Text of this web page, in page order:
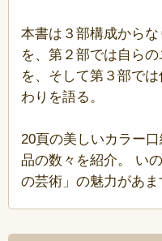
本書は３部構成から
を、第２部では自ら
を、そして第３部で
わりを語る。
20頁の美しいカラー
品の数々を紹介。 い
の芸術」の魅力があま